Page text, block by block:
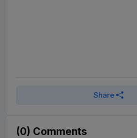
Share
(0) Comments